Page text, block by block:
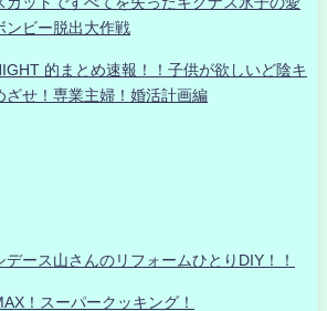
ンビー脱出大作戦
的まとめ速報！！子供が欲しいど陰キ
ざせ！専業主婦！婚活計画編
デース山さんのリフォームひとりDIY！！
！スーパークッキング！